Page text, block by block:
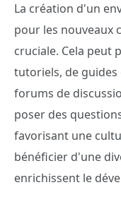
La création d'un
pour les nouveaux
cruciale. Cela peut
tutoriels, de
forums de
poser des
favorisant une
bénéficier d'une
enrichissent le